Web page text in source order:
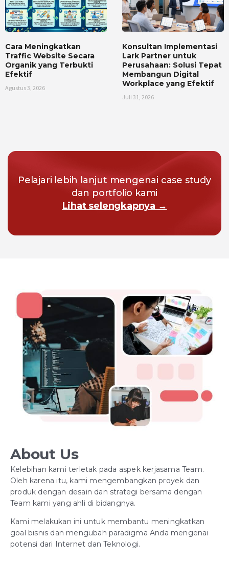
Cara Meningkatkan
Traffic Website Secara
Organik yang Terbukti
Efektif
Agustus 3, 2026
Konsultan Implementasi
Lark Partner untuk
Perusahaan: Solusi Tepat
Membangun Digital
Workplace yang Efektif
Juli 31, 2026
Pelajari lebih lanjut mengenai case study
dan portfolio kami
Lihat selengkapnya →
About Us
Kelebihan kami terletak pada aspek kerjasama Team.
Oleh karena itu, kami mengembangkan proyek dan
produk dengan desain dan strategi bersama dengan
Team kami yang ahli di bidangnya.
Kami melakukan ini untuk membantu meningkatkan
goal bisnis dan mengubah paradigma Anda mengenai
potensi dari Internet dan Teknologi.